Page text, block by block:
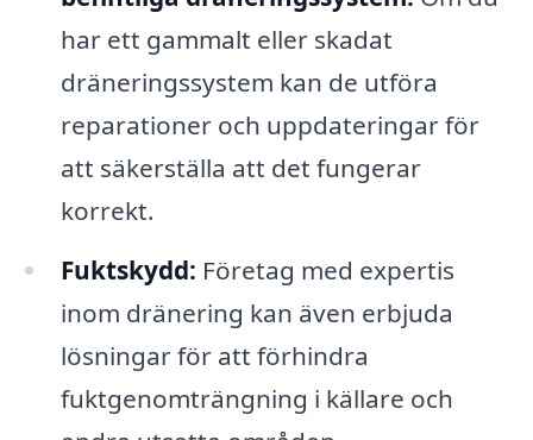
har ett gammalt eller skadat
dräneringssystem kan de utföra
reparationer och uppdateringar för
att säkerställa att det fungerar
korrekt.
Fuktskydd: Företag med expertis
inom dränering kan även erbjuda
lösningar för att förhindra
fuktgenomträngning i källare och